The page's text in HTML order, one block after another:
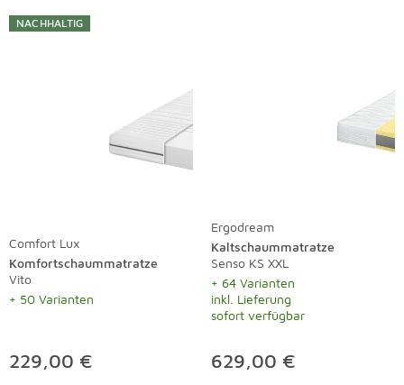
NACHHALTIG
Comfort Lux
Komfortschaummatratze
Vito
+ 50 Varianten
229,00 €
Ergodream
Kaltschaummatratze
Senso KS XXL
+ 64 Varianten
inkl. Lieferung
sofort verfügbar
629,00 €